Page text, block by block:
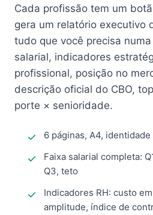
Cada profissão tem um
gera um relatório executivo
tudo que você precisa
salarial, indicadores
profissional, posição no
descrição oficial do CBO,
porte × senioridade.
6 páginas, A4,
Faixa salarial completa:
Q3, teto
Indicadores RH: custo
amplitude, índice de